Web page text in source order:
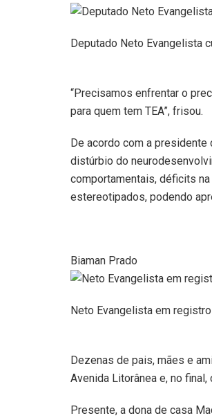
Deputado Neto Evangelista
“Precisamos enfrentar o
para quem tem TEA”, frisou.
De acordo com a presidente
distúrbio do
comportamentais, déficits
estereotipados, podendo
Biaman Prado
Neto Evangelista em
Dezenas de pais, mães e
Avenida Litorânea e, no
Presente, a dona de casa